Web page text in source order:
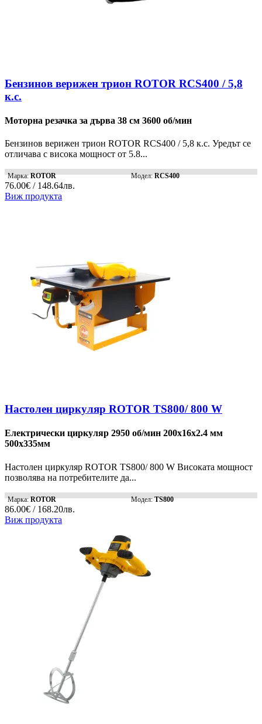
Бензинов верижен трион ROTOR RCS400 / 5,8
к.с.
Моторна резачка за дърва 38 см 3600 об/мин
Бензинов верижен трион ROTOR RCS400 / 5,8 к.с. Уредът се
отличава с висока мощност от 5.8...
Марка:ROTOR Модел:RCS400
76.00€ / 148.64лв.
Виж продукта
Настолен циркуляр ROTOR TS800/ 800 W
Електрически циркуляр 2950 об/мин 200x16x2.4 мм
500x335мм
Настолен циркуляр ROTOR TS800/ 800 W Високата мощност
позволява на потребителите да...
Марка:ROTOR Модел:TS800
86.00€ / 168.20лв.
Виж продукта